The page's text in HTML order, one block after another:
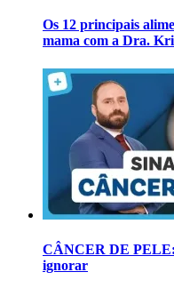
Os 12 principais
mama com a Dra.
CÂNCER DE PELE:
ignorar